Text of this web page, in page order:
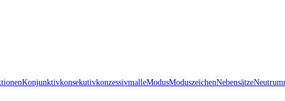
KonjunktivkonsekutivkonzessivmalleModusModuszeichenNebensätzeNeutrum